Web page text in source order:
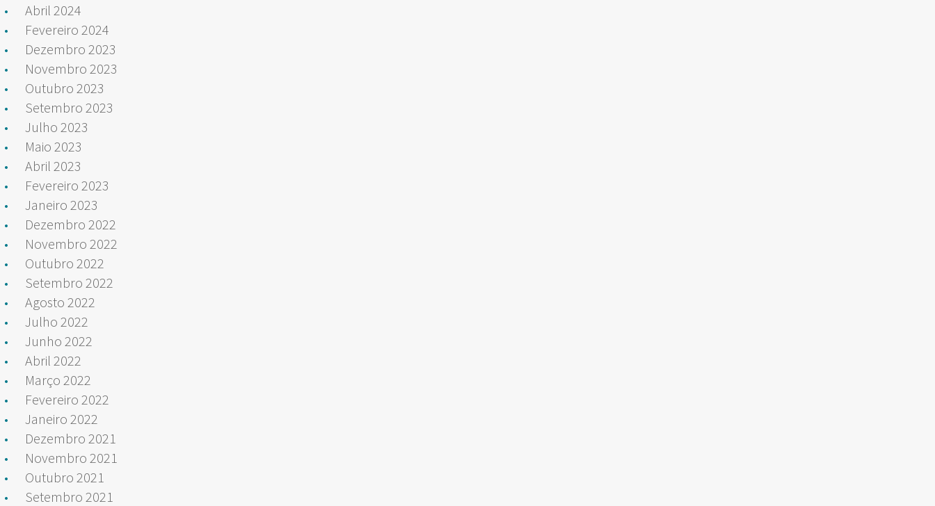
Abril 2024
Fevereiro 2024
Dezembro 2023
Novembro 2023
Outubro 2023
Setembro 2023
Julho 2023
Maio 2023
Abril 2023
Fevereiro 2023
Janeiro 2023
Dezembro 2022
Novembro 2022
Outubro 2022
Setembro 2022
Agosto 2022
Julho 2022
Junho 2022
Abril 2022
Março 2022
Fevereiro 2022
Janeiro 2022
Dezembro 2021
Novembro 2021
Outubro 2021
Setembro 2021